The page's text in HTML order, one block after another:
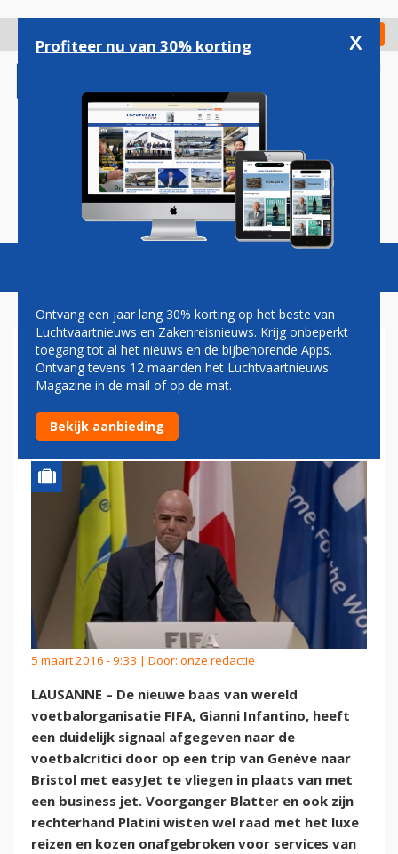
gaan
Check in
Magazine Podcasts Vacatures
FIFA-BAAS VERKIEST
PRIJSVECHTER BOVEN
PRIVATE JET
5 maart 2016 - 9:33 | Door: onze redactie
LAUSANNE – De nieuwe baas van wereld
voetbalorganisatie FIFA, Gianni Infantino, heeft
een duidelijk signaal afgegeven naar de
voetbalcritici door op een trip van Genève naar
Bristol met easyJet te vliegen in plaats van met
een business jet. Voorganger Blatter en ook zijn
rechterhand Platini wisten wel raad met het luxe
reizen en kozen onafgebroken voor services van
Profiteer nu van 30% korting x
Ontvang een jaar lang 30% korting op het beste van
Luchtvaartnieuws en Zakenreisnieuws. Krijg onbeperkt
toegang tot al het nieuws en de bijbehorende Apps.
Ontvang tevens 12 maanden het Luchtvaartnieuws
Magazine in de mail of op de mat.
Bekijk aanbieding